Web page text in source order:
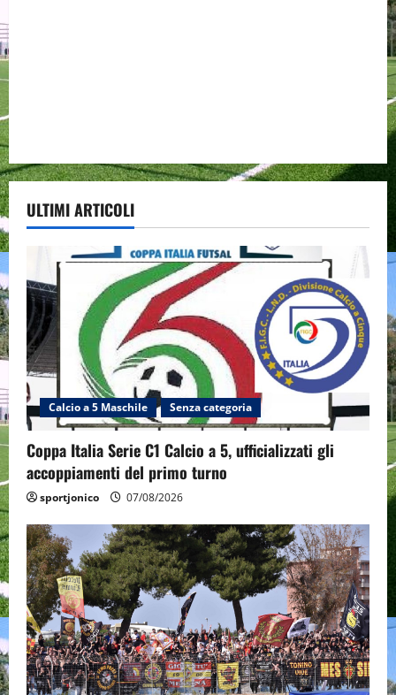
ULTIMI ARTICOLI
Calcio a 5 Maschile Senza categoria
Coppa Italia Serie C1 Calcio a 5, ufficializzati gli
accoppiamenti del primo turno
sportjonico 07/08/2026